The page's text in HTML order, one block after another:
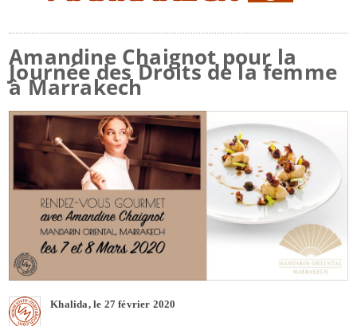
Amandine Chaignot pour la
Journée des Droits de la femme
à Marrakech
Khalida, le 27 février 2020